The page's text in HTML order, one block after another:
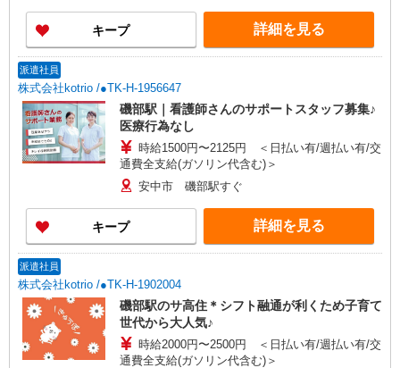
キープ 詳細を見る
派遣社員
株式会社kotrio /●TK-H-1956647
磯部駅｜看護師さんのサポートスタッフ募集♪
医療行為なし
時給1500円〜2125円 ＜日払い有/週払い有/交
通費全支給(ガソリン代含む)＞
安中市 磯部駅すぐ
キープ 詳細を見る
派遣社員
株式会社kotrio /●TK-H-1902004
磯部駅のサ高住＊シフト融通が利くため子育て
世代から大人気♪
時給2000円〜2500円 ＜日払い有/週払い有/交
通費全支給(ガソリン代含む)＞